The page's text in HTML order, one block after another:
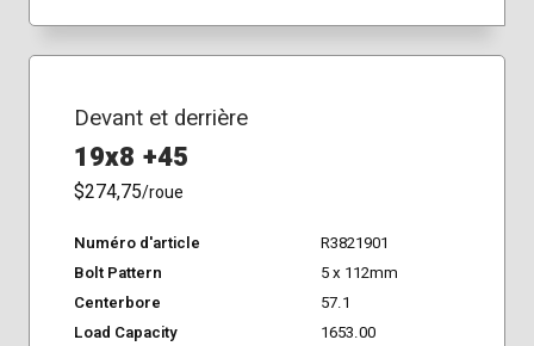
Devant et derrière
19x8 +45
$274,75/roue
Numéro d'article
R3821901
Bolt Pattern
5 x 112mm
Centerbore
57.1
Load Capacity
1653.00